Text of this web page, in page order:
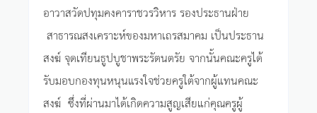
อาวาสวัดปทุมคงคาราชวรวิหาร รองประธานฝ่าย
สาธารณสงเคราะห์ของมหาเถรสมาคม เป็นประธาน
สงฆ์ จุดเทียนธูปบูชาพระรัตนตรัย จากนั้นคณะครูได้
รับมอบกองทุนหนุนแรงใจช่วยครูใต้จากผู้แทนคณะ
สงฆ์ ซึ่งที่ผ่านมาได้เกิดความสูญเสียแก่คุณครูผู้